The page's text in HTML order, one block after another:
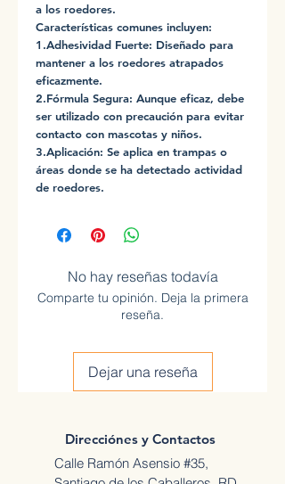
a los roedores.
Características comunes incluyen:
1.Adhesividad Fuerte: Diseñado para
mantener a los roedores atrapados
eficazmente.
2.Fórmula Segura: Aunque eficaz, debe
ser utilizado con precaución para evitar
contacto con mascotas y niños.
3.Aplicación: Se aplica en trampas o
áreas donde se ha detectado actividad
de roedores.
No hay reseñas todavía
Comparte tu opinión. Deja la primera
reseña.
Dejar una reseña
Direcciónes y Contactos
Calle Ramón Asensio #35,